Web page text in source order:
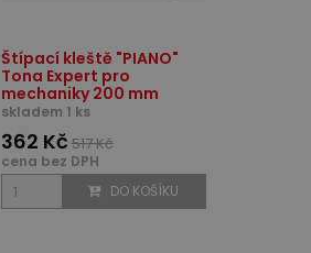
Štípací kleště "PIANO"
Tona Expert pro
mechaniky 200 mm
skladem 1 ks
362 Kč517 Kč
cena bez DPH
DO KOŠÍKU